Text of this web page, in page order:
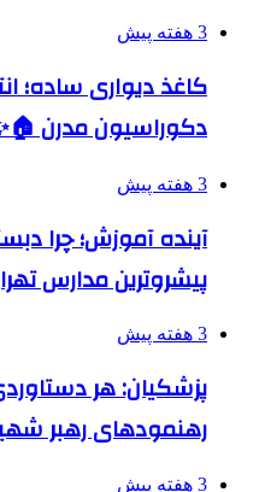
3 هفته پیش
کاغذ دیواری ساده؛
دکوراسیون مدرن
3 هفته پیش
آینده آموزش؛ چرا
پیشروترین مدارس
3 هفته پیش
پزشکیان: هر
رهنمودهای رهبر
3 هفته پیش